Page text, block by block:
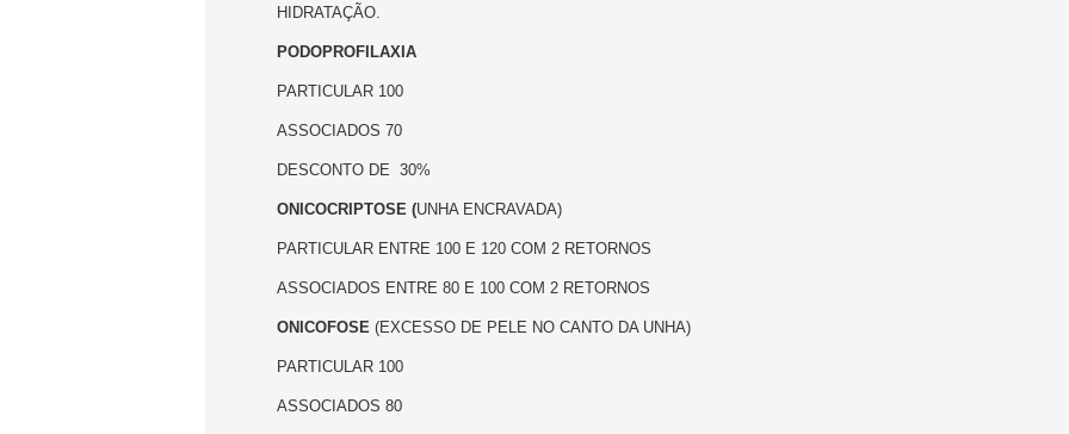
HIDRATAÇÃO.
PODOPROFILAXIA
PARTICULAR 100
ASSOCIADOS 70
DESCONTO DE 30%
ONICOCRIPTOSE (UNHA ENCRAVADA)
PARTICULAR ENTRE 100 E 120 COM 2 RETORNOS
ASSOCIADOS ENTRE 80 E 100 COM 2 RETORNOS
ONICOFOSE (EXCESSO DE PELE NO CANTO DA UNHA)
PARTICULAR 100
ASSOCIADOS 80